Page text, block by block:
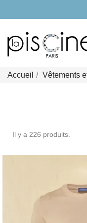
Accueil Vêtements
Il y a 226 produits.